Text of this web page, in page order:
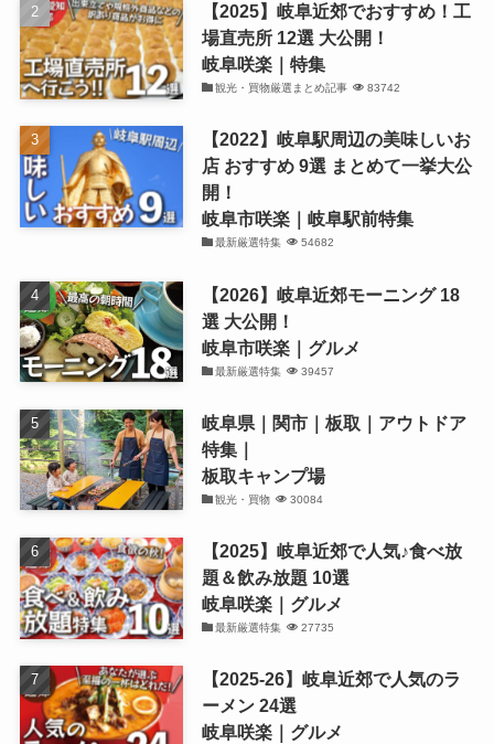
【2025】岐阜近郊でおすすめ！工
場直売所 12選 大公開！
岐阜咲楽｜特集
観光・買物厳選まとめ記事 83742
【2022】岐阜駅周辺の美味しいお
店 おすすめ 9選 まとめて一挙大公
開！
岐阜市咲楽｜岐阜駅前特集
最新厳選特集 54682
【2026】岐阜近郊モーニング 18
選 大公開！
岐阜市咲楽｜グルメ
最新厳選特集 39457
岐阜県｜関市｜板取｜アウトドア
特集｜
板取キャンプ場
観光・買物 30084
【2025】岐阜近郊で人気♪食べ放
題＆飲み放題 10選
岐阜咲楽｜グルメ
最新厳選特集 27735
【2025-26】岐阜近郊で人気のラ
ーメン 24選
岐阜咲楽｜グルメ